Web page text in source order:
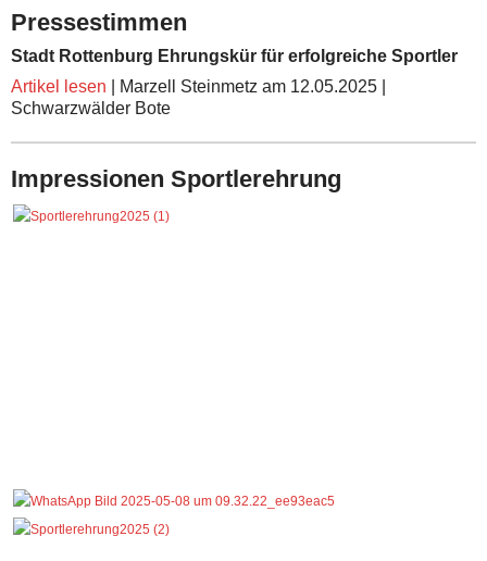
Pressestimmen
Stadt Rottenburg Ehrungskür für erfolgreiche Sportler
Artikel lesen | Marzell Steinmetz am 12.05.2025 |
Schwarzwälder Bote
Impressionen Sportlerehrung